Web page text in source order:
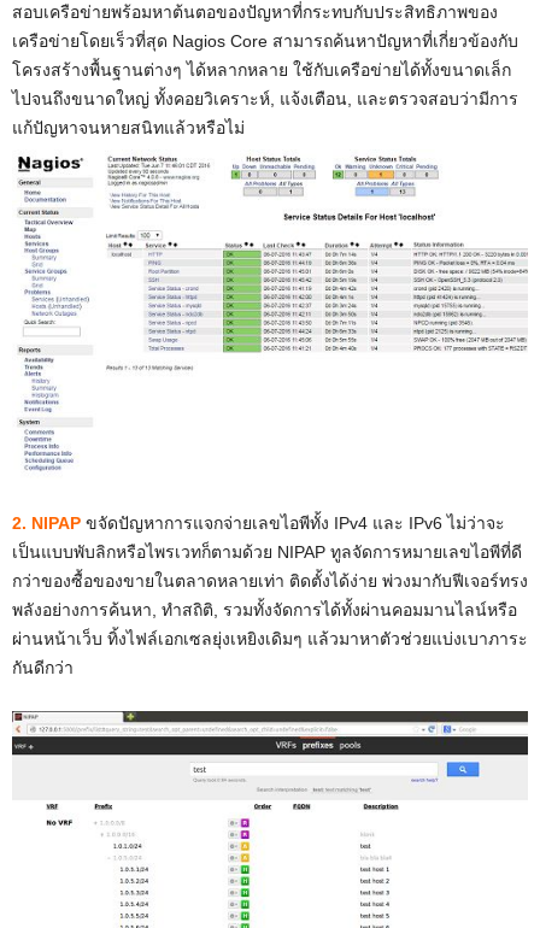
สอบเครือข่ายพร้อมหาต้นตอของปัญหาที่กระทบกับประสิทธิภาพของ
เครือข่ายโดยเร็วที่สุด Nagios Core สามารถค้นหาปัญหาที่เกี่ยวข้องกับ
โครงสร้างพื้นฐานต่างๆ ได้หลากหลาย ใช้กับเครือข่ายได้ทั้งขนาดเล็ก
ไปจนถึงขนาดใหญ่ ทั้งคอยวิเคราะห์, แจ้งเตือน, และตรวจสอบว่ามีการ
แก้ปัญหาจนหายสนิทแล้วหรือไม่
2. NIPAP ขจัดปัญหาการแจกจ่ายเลขไอพีทั้ง IPv4 และ IPv6 ไม่ว่าจะ
เป็นแบบพับลิกหรือไพรเวทก็ตามด้วย NIPAP ทูลจัดการหมายเลขไอพีที่ดี
กว่าของซื้อของขายในตลาดหลายเท่า ติดตั้งได้ง่าย พ่วงมากับฟีเจอร์ทรง
พลังอย่างการค้นหา, ทำสถิติ, รวมทั้งจัดการได้ทั้งผ่านคอมมานไลน์หรือ
ผ่านหน้าเว็บ ทิ้งไฟล์เอกเซลยุ่งเหยิงเดิมๆ แล้วมาหาตัวช่วยแบ่งเบาภาระ
กันดีกว่า